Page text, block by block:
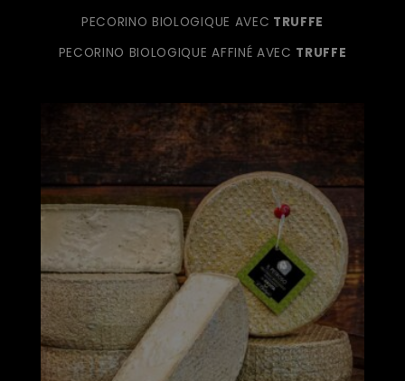
PECORINO BIOLOGIQUE AVEC TRUFFE
PECORINO BIOLOGIQUE AFFINÉ AVEC TRUFFE